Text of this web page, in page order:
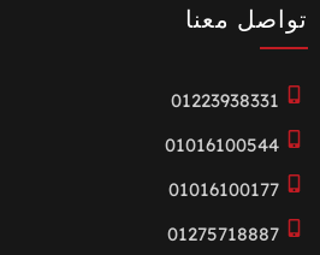
تواصل معنا
01223938331
01016100544
01016100177
01275718887